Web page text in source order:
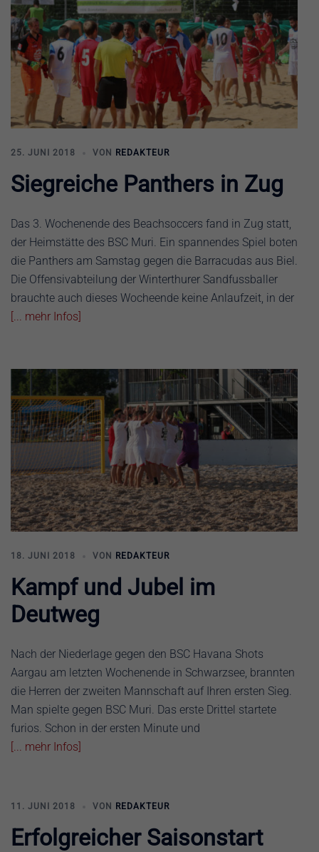
25. JUNI 2018 VON REDAKTEUR
Siegreiche Panthers in Zug
Das 3. Wochenende des Beachsoccers fand in Zug statt,
der Heimstätte des BSC Muri. Ein spannendes Spiel boten
die Panthers am Samstag gegen die Barracudas aus Biel.
Die Offensivabteilung der Winterthurer Sandfussballer
brauchte auch dieses Wocheende keine Anlaufzeit, in der
[... mehr Infos]
18. JUNI 2018 VON REDAKTEUR
Kampf und Jubel im
Deutweg
Nach der Niederlage gegen den BSC Havana Shots
Aargau am letzten Wochenende in Schwarzsee, brannten
die Herren der zweiten Mannschaft auf Ihren ersten Sieg.
Man spielte gegen BSC Muri. Das erste Drittel startete
furios. Schon in der ersten Minute und
[... mehr Infos]
11. JUNI 2018 VON REDAKTEUR
Erfolgreicher Saisonstart